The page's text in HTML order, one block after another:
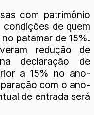
com patrimônio
condições de quem
patamar de 15%.
redução de
declaração de
a 15% no ano-
com o ano-
de entrada será